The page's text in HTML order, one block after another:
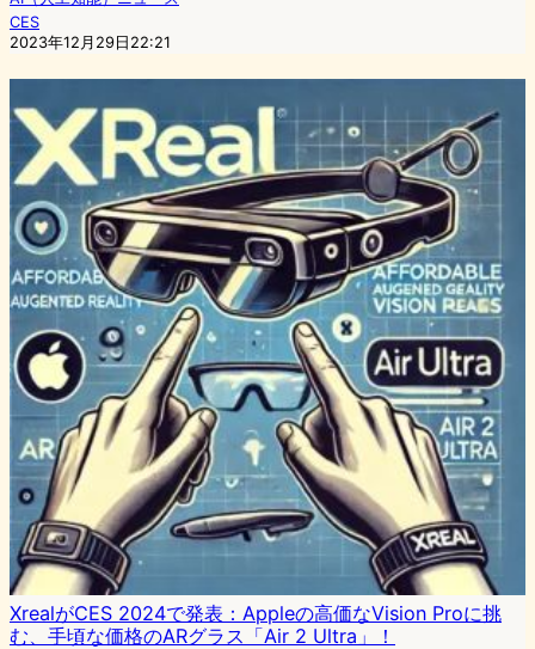
CES
2023年12月29日22:21
XrealがCES 2024で発表：Appleの高価なVision Proに挑
む、手頃な価格のARグラス「Air 2 Ultra」！